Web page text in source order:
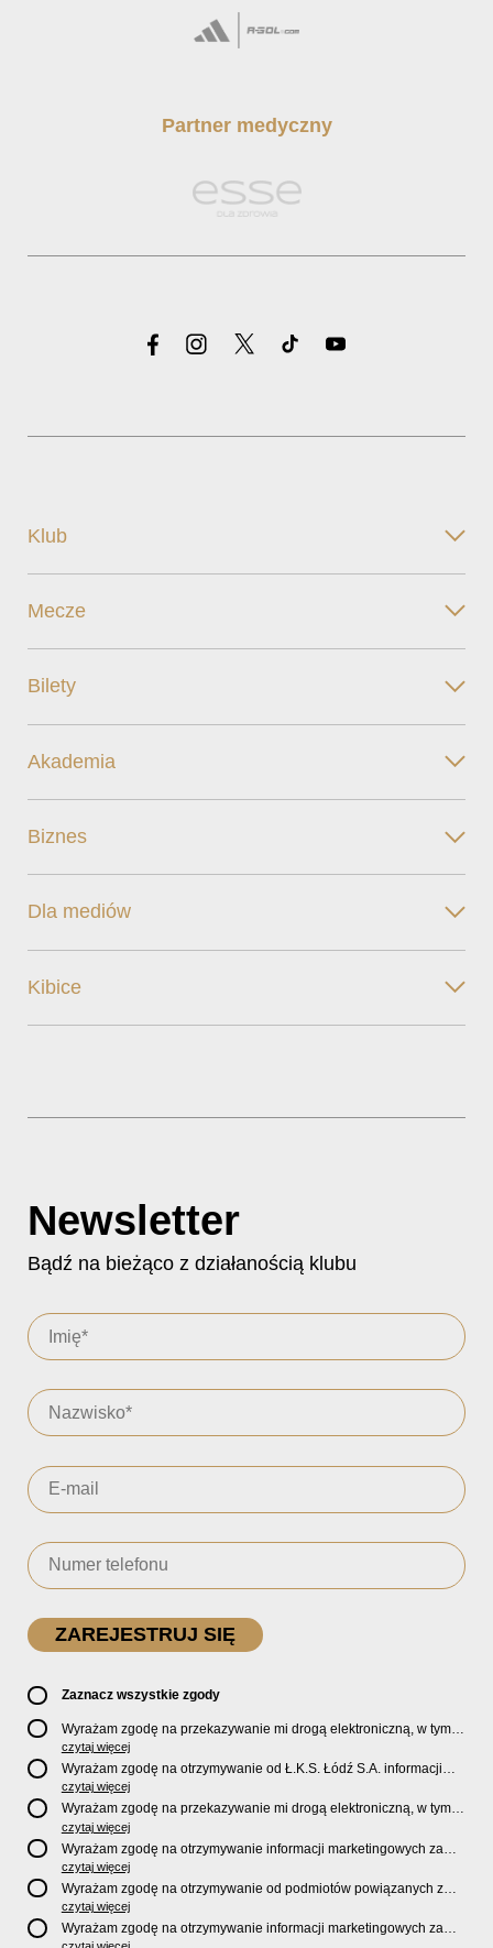
Partner medyczny
Klub
Mecze
Bilety
Akademia
Biznes
Dla mediów
Kibice
Newsletter
Bądź na bieżąco z działanością klubu
Zaznacz wszystkie zgody
Wyrażam zgodę na przekazywanie mi drogą elektroniczną, w tym
pocztą e-mail, oficjalnego newslettera oraz informacji o zniżkach,
promocjach, nowościach, biletach, karnetach, ofercie sklepu U2
Store oraz serwisu bilety.lkslodz.pl i innych produktach oraz
usługach oferowanych przez Ł.K.S. Łódź S.A.
czytaj więcej
Wyrażam zgodę na otrzymywanie od Ł.K.S. Łódź S.A. informacji
marketingowych dotyczących działalności spółki, ofert, wydarzeń i
produktów za pośrednictwem wiadomości SMS oraz połączeń
telefonicznych.
czytaj więcej
Wyrażam zgodę na przekazywanie mi drogą elektroniczną, w tym
pocztą e-mail, informacji handlowych i marketingowych o
produktach, usługach i działalnościSponsorów i PartnerówŁ.K.S.
Łódź S.A.
czytaj więcej
Wyrażam zgodę na otrzymywanie informacji marketingowych za
pośrednictwem wiadomości SMS oraz połączeń telefonicznych
odSponsorów i PartnerówŁ.K.S. Łódź S.A.
czytaj więcej
Wyrażam zgodę na otrzymywanie od podmiotów powiązanych z
Ł.K.S. Łódź S.A., tj. Fundacji ŁKS oraz Sport Catering sp. z
o.o. informacji marketingowych oraz informacji handlowych o
nowościach, produktach, usługach i działalności drogą
czytaj więcej
Wyrażam zgodę na otrzymywanie informacji marketingowych za